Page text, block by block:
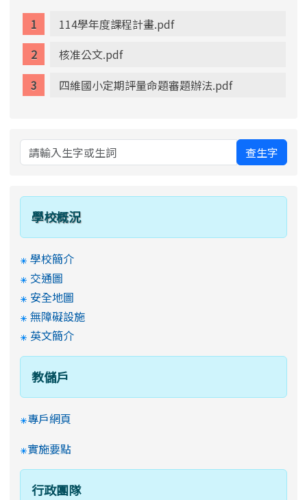
114學年度課程計畫.pdf
核准公文.pdf
四維國小定期評量命題審題辦法.pdf
查生字
學校概況
學校簡介
交通圖
安全地圖
無障礙設施
英文簡介
教儲戶
專戶網頁
實施要點
行政團隊